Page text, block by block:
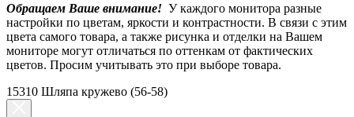
Обращаем Ваше внимание! У каждого монитора разные
настройки по цветам, яркости и контрастности. В связи с этим
цвета самого товара, а также рисунка и отделки на Вашем
мониторе могут отличаться по оттенкам от фактических
цветов. Просим учитывать это при выборе товара.
15310 Шляпа кружево (56-58)